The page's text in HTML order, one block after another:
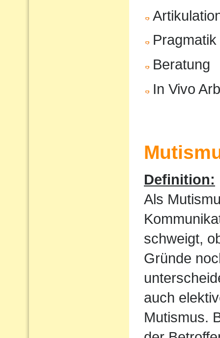
Pragmatik
Beratung
In Vivo
Definition:
Als
schweigt,
Gründe
auch
Mutismus.